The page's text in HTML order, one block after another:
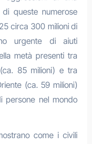
queste numerose
circa 300 milioni di
urgente di aiuti
metà presenti tra
85 milioni) e tra
(ca. 59 milioni)
persone nel mondo
come i civili